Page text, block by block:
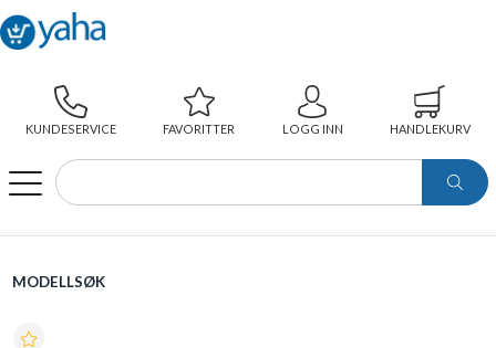
KUNDESERVICE FAVORITTER LOGG INN HANDLEKURV
WEBSHOP
MODELLSØK